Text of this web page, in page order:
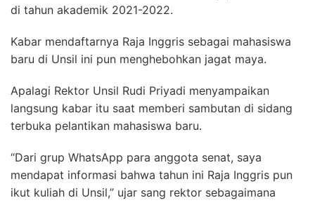
di tahun akademik 2021-2022.
Kabar mendaftarnya Raja Inggris sebagai mahasiswa
baru di Unsil ini pun menghebohkan jagat maya.
Apalagi Rektor Unsil Rudi Priyadi menyampaikan
langsung kabar itu saat memberi sambutan di sidang
terbuka pelantikan mahasiswa baru.
“Dari grup WhatsApp para anggota senat, saya
mendapat informasi bahwa tahun ini Raja Inggris pun
ikut kuliah di Unsil,” ujar sang rektor sebagaimana